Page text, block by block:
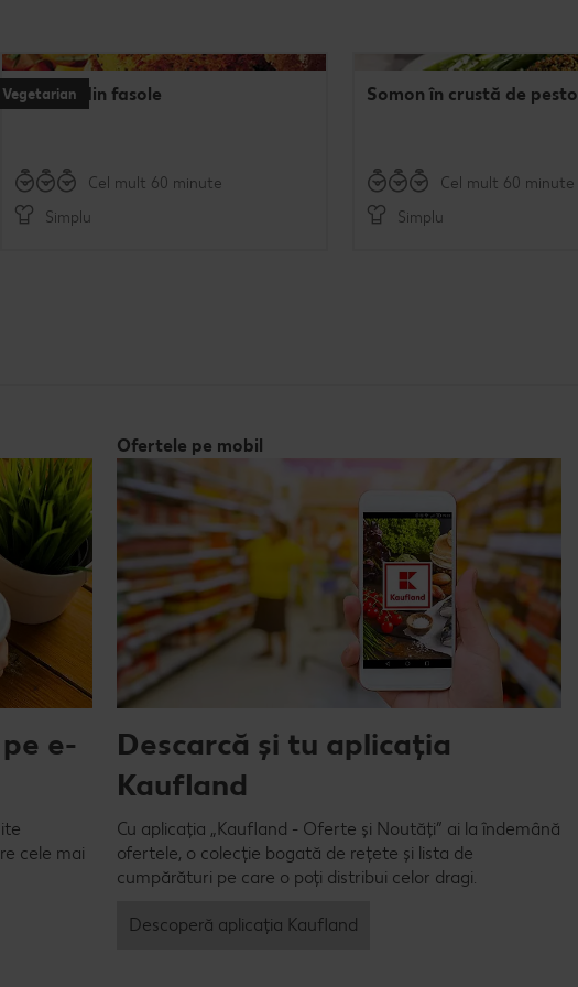
Vegetarian
Burgeri din fasole
Cel mult 60 minute
Simplu
Somon în crustă de pesto
Cel mult 60 minute
Simplu
e-
cele mai
Ofertele pe mobil
Descarcă și tu aplicația
Kaufland
Cu aplicația „Kaufland - Oferte și Noutăți” ai la îndemână
ofertele, o colecție bogată de rețete și lista de
cumpărături pe care o poți distribui celor dragi.
Descoperă aplicația Kaufland